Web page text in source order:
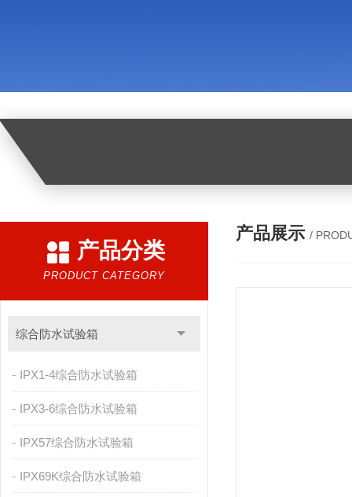
产品分类
PRODUCT CATEGORY
综合防水试验箱
IPX1-4综合防水试验箱
IPX3-6综合防水试验箱
IPX57综合防水试验箱
IPX69K综合防水试验箱
产品展示 /